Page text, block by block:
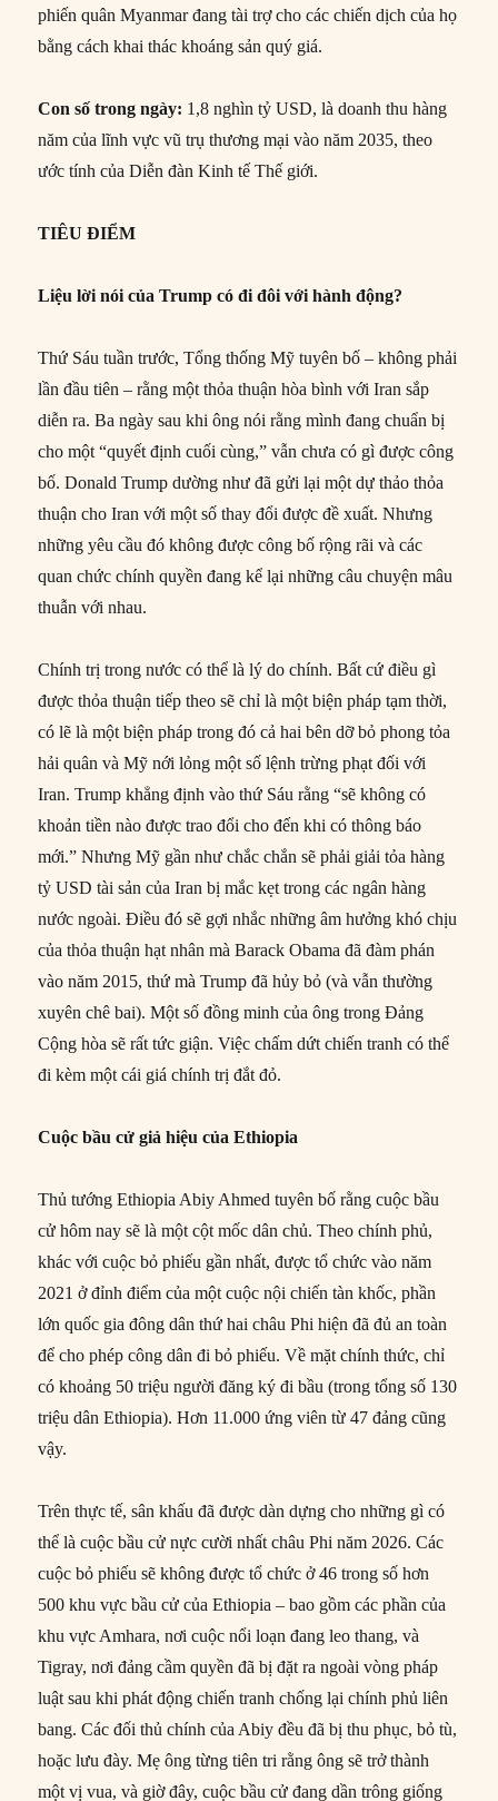
phiến quân Myanmar đang tài trợ cho các chiến dịch của họ
bằng cách khai thác khoáng sản quý giá.
Con số trong ngày: 1,8 nghìn tỷ USD, là doanh thu hàng
năm của lĩnh vực vũ trụ thương mại vào năm 2035, theo
ước tính của Diễn đàn Kinh tế Thế giới.
TIÊU ĐIỂM
Liệu lời nói của Trump có đi đôi với hành động?
Thứ Sáu tuần trước, Tổng thống Mỹ tuyên bố – không phải
lần đầu tiên – rằng một thỏa thuận hòa bình với Iran sắp
diễn ra. Ba ngày sau khi ông nói rằng mình đang chuẩn bị
cho một “quyết định cuối cùng,” vẫn chưa có gì được công
bố. Donald Trump dường như đã gửi lại một dự thảo thỏa
thuận cho Iran với một số thay đổi được đề xuất. Nhưng
những yêu cầu đó không được công bố rộng rãi và các
quan chức chính quyền đang kể lại những câu chuyện mâu
thuẫn với nhau.
Chính trị trong nước có thể là lý do chính. Bất cứ điều gì
được thỏa thuận tiếp theo sẽ chỉ là một biện pháp tạm thời,
có lẽ là một biện pháp trong đó cả hai bên dỡ bỏ phong tỏa
hải quân và Mỹ nới lỏng một số lệnh trừng phạt đối với
Iran. Trump khẳng định vào thứ Sáu rằng “sẽ không có
khoản tiền nào được trao đổi cho đến khi có thông báo
mới.” Nhưng Mỹ gần như chắc chắn sẽ phải giải tỏa hàng
tỷ USD tài sản của Iran bị mắc kẹt trong các ngân hàng
nước ngoài. Điều đó sẽ gợi nhắc những âm hưởng khó chịu
của thỏa thuận hạt nhân mà Barack Obama đã đàm phán
vào năm 2015, thứ mà Trump đã hủy bỏ (và vẫn thường
xuyên chê bai). Một số đồng minh của ông trong Đảng
Cộng hòa sẽ rất tức giận. Việc chấm dứt chiến tranh có thể
đi kèm một cái giá chính trị đắt đỏ.
Cuộc bầu cử giả hiệu của Ethiopia
Thủ tướng Ethiopia Abiy Ahmed tuyên bố rằng cuộc bầu
cử hôm nay sẽ là một cột mốc dân chủ. Theo chính phủ,
khác với cuộc bỏ phiếu gần nhất, được tổ chức vào năm
2021 ở đỉnh điểm của một cuộc nội chiến tàn khốc, phần
lớn quốc gia đông dân thứ hai châu Phi hiện đã đủ an toàn
để cho phép công dân đi bỏ phiếu. Về mặt chính thức, chỉ
có khoảng 50 triệu người đăng ký đi bầu (trong tổng số 130
triệu dân Ethiopia). Hơn 11.000 ứng viên từ 47 đảng cũng
vậy.
Trên thực tế, sân khấu đã được dàn dựng cho những gì có
thể là cuộc bầu cử nực cười nhất châu Phi năm 2026. Các
cuộc bỏ phiếu sẽ không được tổ chức ở 46 trong số hơn
500 khu vực bầu cử của Ethiopia – bao gồm các phần của
khu vực Amhara, nơi cuộc nổi loạn đang leo thang, và
Tigray, nơi đảng cầm quyền đã bị đặt ra ngoài vòng pháp
luật sau khi phát động chiến tranh chống lại chính phủ liên
bang. Các đối thủ chính của Abiy đều đã bị thu phục, bỏ tù,
hoặc lưu đày. Mẹ ông từng tiên tri rằng ông sẽ trở thành
một vị vua, và giờ đây, cuộc bầu cử đang dần trông giống